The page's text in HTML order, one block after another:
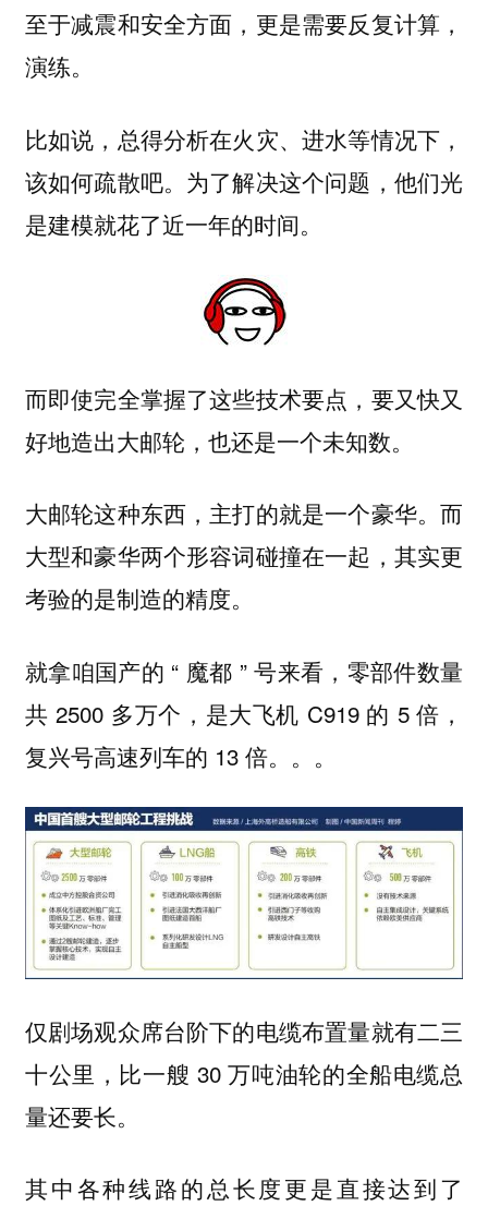
至于减震和安全方面，更是需要反复计算，
演练。
比如说，总得分析在火灾、进水等情况下，
该如何疏散吧。为了解决这个问题，他们光
是建模就花了近一年的时间。
而即使完全掌握了这些技术要点，要又快又
好地造出大邮轮，也还是一个未知数。
大邮轮这种东西，主打的就是一个豪华。而
大型和豪华两个形容词碰撞在一起，其实更
考验的是制造的精度。
就拿咱国产的 “ 魔都 ” 号来看，零部件数量
共 2500 多万个，是大飞机 C919 的 5 倍，
复兴号高速列车的 13 倍。。。
仅剧场观众席台阶下的电缆布置量就有二三
十公里，比一艘 30 万吨油轮的全船电缆总
量还要长。
其中各种线路的总长度更是直接达到了